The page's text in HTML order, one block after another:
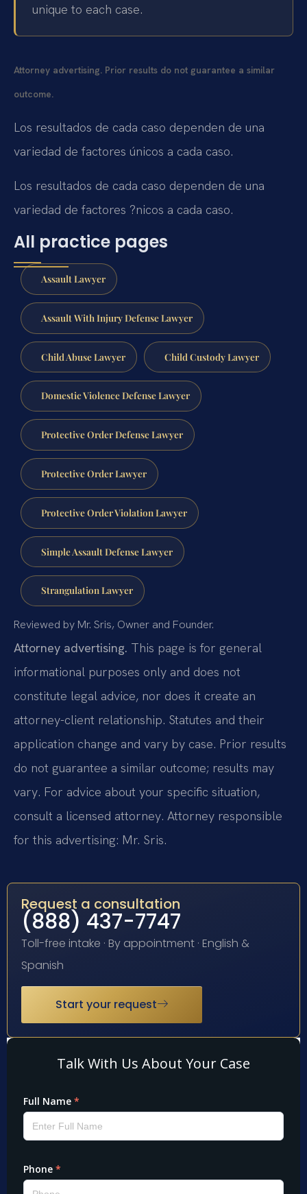
unique to each case.
Attorney advertising. Prior results do not guarantee a similar
outcome.
Los resultados de cada caso dependen de una
variedad de factores únicos a cada caso.
Los resultados de cada caso dependen de una
variedad de factores ?nicos a cada caso.
All practice pages
Assault Lawyer
Assault With Injury Defense Lawyer
Child Abuse Lawyer Child Custody Lawyer
Domestic Violence Defense Lawyer
Protective Order Defense Lawyer
Protective Order Lawyer
Protective Order Violation Lawyer
Simple Assault Defense Lawyer
Strangulation Lawyer
Reviewed by Mr. Sris, Owner and Founder.
Attorney advertising. This page is for general
informational purposes only and does not
constitute legal advice, nor does it create an
attorney-client relationship. Statutes and their
application change and vary by case. Prior results
do not guarantee a similar outcome; results may
vary. For advice about your specific situation,
consult a licensed attorney. Attorney responsible
for this advertising: Mr. Sris.
Request a consultation
(888) 437-7747
Toll-free intake · By appointment · English &
Spanish
Start your request